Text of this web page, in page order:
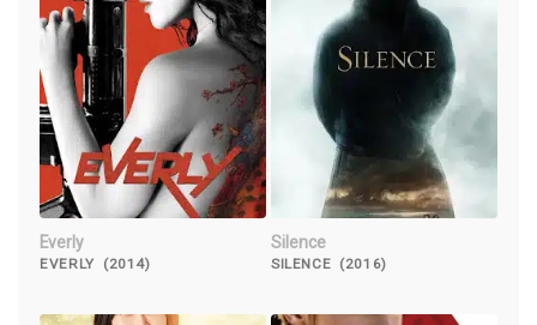
Everly
EVERLY (2014)
Silence
SILENCE (2016)